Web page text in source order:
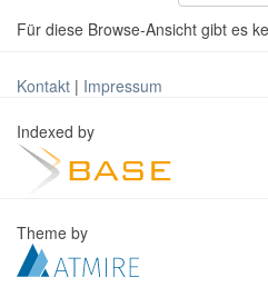
Für diese Browse-Ansicht gibt es
Kontakt | Impressum
Indexed by
Theme by